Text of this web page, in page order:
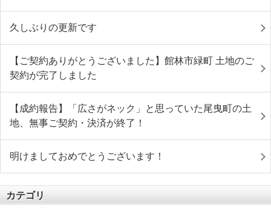
久しぶりの更新です
【ご契約ありがとうございました】館林市緑町 土地のご
契約が完了しました
【成約報告】「広さがネック」と思っていた尾曳町の土
地、無事ご契約・決済が終了！
明けましておめでとうございます！
カテゴリ